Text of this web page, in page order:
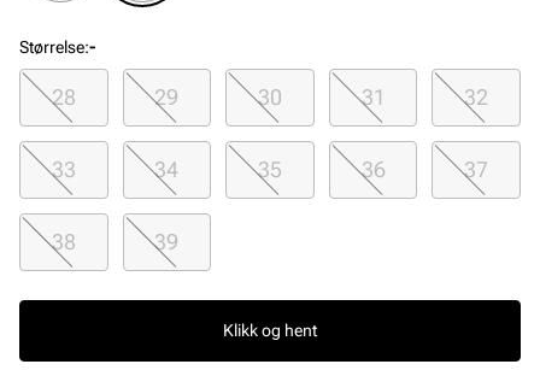
Størrelse:-
28 29 30 31 32
33 34 35 36 37
38 39
Klikk og hent